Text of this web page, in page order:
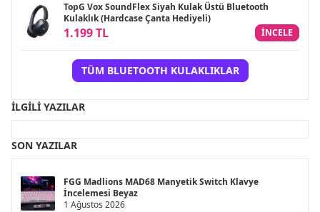
TopG Vox SoundFlex Siyah Kulak Üstü Bluetooth
Kulaklık (Hardcase Çanta Hediyeli)
1.199 TL INCELE
TÜM BLUETOOTH KULAKLIKLAR
İLGILI YAZILAR
SON YAZILAR
FGG Madlions MAD68 Manyetik Switch Klavye
İncelemesi Beyaz
1 Ağustos 2026